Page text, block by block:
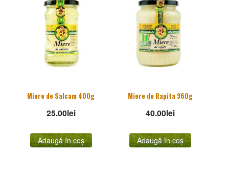
Miere de Salcam 400g
25.00lei
Adaugă în coș
Miere de Rapita 960g
40.00lei
Adaugă în coș